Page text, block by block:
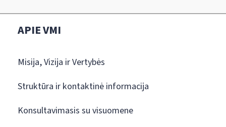
APIE VMI
Misija, Vizija ir Vertybės
Struktūra ir kontaktinė informacija
Konsultavimasis su visuomene